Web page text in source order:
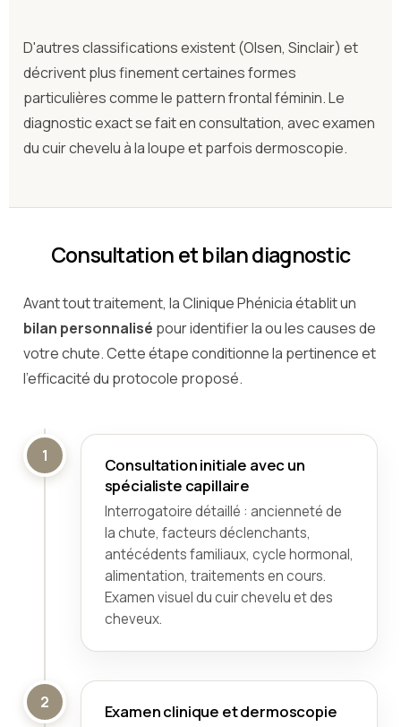
D'autres classifications existent (Olsen, Sinclair) et
décrivent plus finement certaines formes
particulières comme le pattern frontal féminin. Le
diagnostic exact se fait en consultation, avec examen
du cuir chevelu à la loupe et parfois dermoscopie.
Consultation et bilan diagnostic
Avant tout traitement, la Clinique Phénicia établit un
bilan personnalisé pour identifier la ou les causes de
votre chute. Cette étape conditionne la pertinence et
l'efficacité du protocole proposé.
1
Consultation initiale avec un
spécialiste capillaire
Interrogatoire détaillé : ancienneté de
la chute, facteurs déclenchants,
antécédents familiaux, cycle hormonal,
alimentation, traitements en cours.
Examen visuel du cuir chevelu et des
cheveux.
2 Examen clinique et dermoscopie